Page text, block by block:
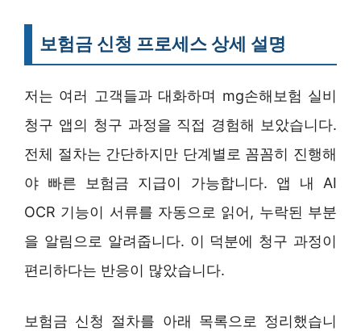
보험금 신청 프로세스 상세 설명
저는 여러 고객들과 대화하며 mg손해보험 실비
청구 앱의 청구 과정을 직접 경험해 보았습니다.
전체 절차는 간단하지만 단계별로 꼼꼼히 진행해
야 빠른 보험금 지급이 가능합니다. 앱 내 AI
OCR 기능이 서류를 자동으로 읽어, 누락된 부분
을 알림으로 알려줍니다. 이 덕분에 청구 과정이
편리하다는 반응이 많았습니다.
보험금 신청 절차를 아래 목록으로 정리했습니